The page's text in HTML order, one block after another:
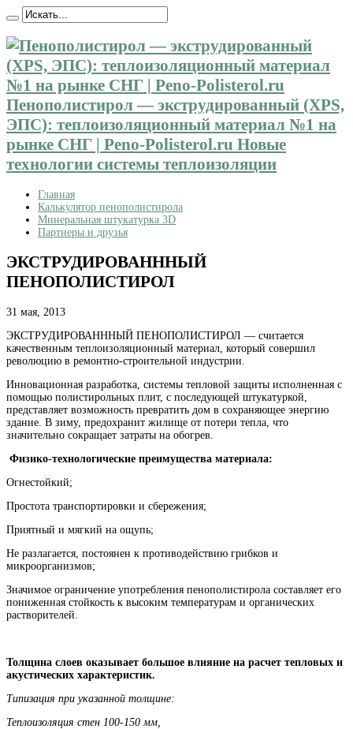
Пенополистирол — экструдированный (XPS,
ЭПС): теплоизоляционный материал №1 на
рынке СНГ | Peno-Polisterol.ru Новые
технологии системы теплоизоляции
Главная
Калькулятор пенополистирола
Минеральная штукатурка 3D
Партнеры и друзья
ЭКСТРУДИРОВАНННЫЙ
ПЕНОПОЛИСТИРОЛ
31 мая, 2013
ЭКСТРУДИРОВАНННЫЙ ПЕНОПОЛИСТИРОЛ — считается
качественным теплоизоляционный материал, который совершил
революцию в ремонтно-строительной индустрии.
Инновационная разработка, системы тепловой защиты исполненная с
помощью полистирольных плит, с последующей штукатуркой,
представляет возможность превратить дом в сохраняющее энергию
здание. В зиму, предохранит жилище от потери тепла, что
значительно сокращает затраты на обогрев.
Физико-технологические преимущества материала:
Огнестойкий;
Простота транспортировки и сбережения;
Приятный и мягкий на ощупь;
Не разлагается, постоянен к противодействию грибков и
микроорганизмов;
Значимое ограничение употребления пенополистирола составляет его
пониженная стойкость к высоким температурам и органических
растворителей.
Толщина слоев оказывает большое влияние на расчет тепловых и
акустических характеристик.
Типизация при указанной толщине:
Теплоизоляция стен 100-150 мм,